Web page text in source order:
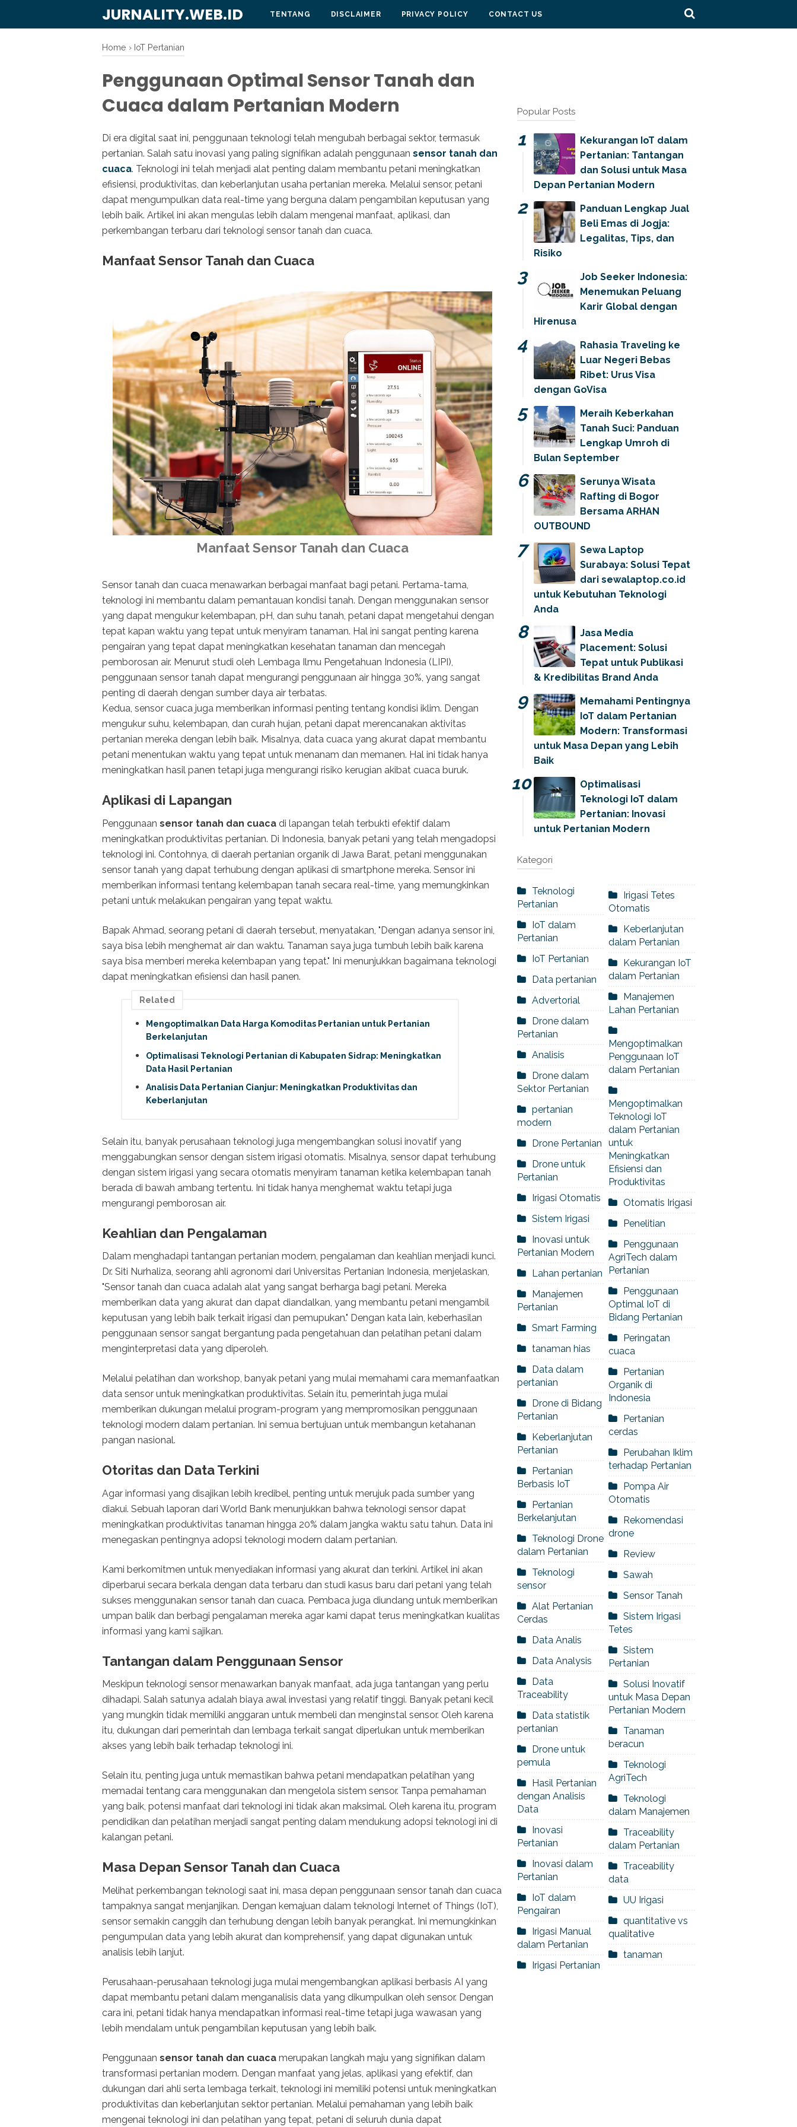
JURNALITY.WEB.ID TENTANG DISCLAIMER PRIVACY POLICY CONTACT US
Home › IoT Pertanian
Penggunaan Optimal Sensor Tanah dan
Cuaca dalam Pertanian Modern
Di era digital saat ini, penggunaan teknologi telah mengubah berbagai sektor, termasuk
pertanian. Salah satu inovasi yang paling signifikan adalah penggunaan sensor tanah dan
cuaca. Teknologi ini telah menjadi alat penting dalam membantu petani meningkatkan
efisiensi, produktivitas, dan keberlanjutan usaha pertanian mereka. Melalui sensor, petani
dapat mengumpulkan data real-time yang berguna dalam pengambilan keputusan yang
lebih baik. Artikel ini akan mengulas lebih dalam mengenai manfaat, aplikasi, dan
perkembangan terbaru dari teknologi sensor tanah dan cuaca.
Manfaat Sensor Tanah dan Cuaca
Manfaat Sensor Tanah dan Cuaca
Sensor tanah dan cuaca menawarkan berbagai manfaat bagi petani. Pertama-tama,
teknologi ini membantu dalam pemantauan kondisi tanah. Dengan menggunakan sensor
yang dapat mengukur kelembapan, pH, dan suhu tanah, petani dapat mengetahui dengan
tepat kapan waktu yang tepat untuk menyiram tanaman. Hal ini sangat penting karena
pengairan yang tepat dapat meningkatkan kesehatan tanaman dan mencegah
pemborosan air. Menurut studi oleh Lembaga Ilmu Pengetahuan Indonesia (LIPI),
penggunaan sensor tanah dapat mengurangi penggunaan air hingga 30%, yang sangat
penting di daerah dengan sumber daya air terbatas.
Kedua, sensor cuaca juga memberikan informasi penting tentang kondisi iklim. Dengan
mengukur suhu, kelembapan, dan curah hujan, petani dapat merencanakan aktivitas
pertanian mereka dengan lebih baik. Misalnya, data cuaca yang akurat dapat membantu
petani menentukan waktu yang tepat untuk menanam dan memanen. Hal ini tidak hanya
meningkatkan hasil panen tetapi juga mengurangi risiko kerugian akibat cuaca buruk.
Aplikasi di Lapangan
Penggunaan sensor tanah dan cuaca di lapangan telah terbukti efektif dalam
meningkatkan produktivitas pertanian. Di Indonesia, banyak petani yang telah mengadopsi
teknologi ini. Contohnya, di daerah pertanian organik di Jawa Barat, petani menggunakan
sensor tanah yang dapat terhubung dengan aplikasi di smartphone mereka. Sensor ini
memberikan informasi tentang kelembapan tanah secara real-time, yang memungkinkan
petani untuk melakukan pengairan yang tepat waktu.
Bapak Ahmad, seorang petani di daerah tersebut, menyatakan, "Dengan adanya sensor ini,
saya bisa lebih menghemat air dan waktu. Tanaman saya juga tumbuh lebih baik karena
saya bisa memberi mereka kelembapan yang tepat." Ini menunjukkan bagaimana teknologi
dapat meningkatkan efisiensi dan hasil panen.
Related
Mengoptimalkan Data Harga Komoditas Pertanian untuk Pertanian
Berkelanjutan
Optimalisasi Teknologi Pertanian di Kabupaten Sidrap: Meningkatkan
Data Hasil Pertanian
Analisis Data Pertanian Cianjur: Meningkatkan Produktivitas dan
Keberlanjutan
Selain itu, banyak perusahaan teknologi juga mengembangkan solusi inovatif yang
menggabungkan sensor dengan sistem irigasi otomatis. Misalnya, sensor dapat terhubung
dengan sistem irigasi yang secara otomatis menyiram tanaman ketika kelembapan tanah
berada di bawah ambang tertentu. Ini tidak hanya menghemat waktu tetapi juga
mengurangi pemborosan air.
Keahlian dan Pengalaman
Dalam menghadapi tantangan pertanian modern, pengalaman dan keahlian menjadi kunci.
Dr. Siti Nurhaliza, seorang ahli agronomi dari Universitas Pertanian Indonesia, menjelaskan,
"Sensor tanah dan cuaca adalah alat yang sangat berharga bagi petani. Mereka
memberikan data yang akurat dan dapat diandalkan, yang membantu petani mengambil
keputusan yang lebih baik terkait irigasi dan pemupukan." Dengan kata lain, keberhasilan
penggunaan sensor sangat bergantung pada pengetahuan dan pelatihan petani dalam
menginterpretasi data yang diperoleh.
Melalui pelatihan dan workshop, banyak petani yang mulai memahami cara memanfaatkan
data sensor untuk meningkatkan produktivitas. Selain itu, pemerintah juga mulai
memberikan dukungan melalui program-program yang mempromosikan penggunaan
teknologi modern dalam pertanian. Ini semua bertujuan untuk membangun ketahanan
pangan nasional.
Otoritas dan Data Terkini
Agar informasi yang disajikan lebih kredibel, penting untuk merujuk pada sumber yang
diakui. Sebuah laporan dari World Bank menunjukkan bahwa teknologi sensor dapat
meningkatkan produktivitas tanaman hingga 20% dalam jangka waktu satu tahun. Data ini
menegaskan pentingnya adopsi teknologi modern dalam pertanian.
Kami berkomitmen untuk menyediakan informasi yang akurat dan terkini. Artikel ini akan
diperbarui secara berkala dengan data terbaru dan studi kasus baru dari petani yang telah
sukses menggunakan sensor tanah dan cuaca. Pembaca juga diundang untuk memberikan
umpan balik dan berbagi pengalaman mereka agar kami dapat terus meningkatkan kualitas
informasi yang kami sajikan.
Tantangan dalam Penggunaan Sensor
Meskipun teknologi sensor menawarkan banyak manfaat, ada juga tantangan yang perlu
dihadapi. Salah satunya adalah biaya awal investasi yang relatif tinggi. Banyak petani kecil
yang mungkin tidak memiliki anggaran untuk membeli dan menginstal sensor. Oleh karena
itu, dukungan dari pemerintah dan lembaga terkait sangat diperlukan untuk memberikan
akses yang lebih baik terhadap teknologi ini.
Selain itu, penting juga untuk memastikan bahwa petani mendapatkan pelatihan yang
memadai tentang cara menggunakan dan mengelola sistem sensor. Tanpa pemahaman
yang baik, potensi manfaat dari teknologi ini tidak akan maksimal. Oleh karena itu, program
pendidikan dan pelatihan menjadi sangat penting dalam mendukung adopsi teknologi ini di
kalangan petani.
Masa Depan Sensor Tanah dan Cuaca
Melihat perkembangan teknologi saat ini, masa depan penggunaan sensor tanah dan cuaca
tampaknya sangat menjanjikan. Dengan kemajuan dalam teknologi Internet of Things (IoT),
sensor semakin canggih dan terhubung dengan lebih banyak perangkat. Ini memungkinkan
pengumpulan data yang lebih akurat dan komprehensif, yang dapat digunakan untuk
analisis lebih lanjut.
Perusahaan-perusahaan teknologi juga mulai mengembangkan aplikasi berbasis AI yang
dapat membantu petani dalam menganalisis data yang dikumpulkan oleh sensor. Dengan
cara ini, petani tidak hanya mendapatkan informasi real-time tetapi juga wawasan yang
lebih mendalam untuk pengambilan keputusan yang lebih baik.
Penggunaan sensor tanah dan cuaca merupakan langkah maju yang signifikan dalam
transformasi pertanian modern. Dengan manfaat yang jelas, aplikasi yang efektif, dan
dukungan dari ahli serta lembaga terkait, teknologi ini memiliki potensi untuk meningkatkan
produktivitas dan keberlanjutan sektor pertanian. Melalui pemahaman yang lebih baik
mengenai teknologi ini dan pelatihan yang tepat, petani di seluruh dunia dapat
Popular Posts
Kekurangan IoT dalam
Pertanian: Tantangan
dan Solusi untuk Masa
Depan Pertanian Modern
Panduan Lengkap Jual
Beli Emas di Jogja:
Legalitas, Tips, dan
Risiko
Job Seeker Indonesia:
Menemukan Peluang
Karir Global dengan
Hirenusa
Rahasia Traveling ke
Luar Negeri Bebas
Ribet: Urus Visa
dengan GoVisa
Meraih Keberkahan
Tanah Suci: Panduan
Lengkap Umroh di
Bulan September
Serunya Wisata
Rafting di Bogor
Bersama ARHAN
OUTBOUND
Sewa Laptop
Surabaya: Solusi Tepat
dari sewalaptop.co.id
untuk Kebutuhan Teknologi
Anda
Jasa Media
Placement: Solusi
Tepat untuk Publikasi
& Kredibilitas Brand Anda
Memahami Pentingnya
IoT dalam Pertanian
Modern: Transformasi
untuk Masa Depan yang Lebih
Baik
Optimalisasi
Teknologi IoT dalam
Pertanian: Inovasi
untuk Pertanian Modern
Kategori
Teknologi
Pertanian
IoT dalam
Pertanian
IoT Pertanian
Data pertanian
Advertorial
Drone dalam
Pertanian
Analisis
Drone dalam
Sektor Pertanian
pertanian
modern
Drone Pertanian
Drone untuk
Pertanian
Irigasi Otomatis
Sistem Irigasi
Inovasi untuk
Pertanian Modern
Lahan pertanian
Manajemen
Pertanian
Smart Farming
tanaman hias
Data dalam
pertanian
Drone di Bidang
Pertanian
Keberlanjutan
Pertanian
Pertanian
Berbasis IoT
Pertanian
Berkelanjutan
Teknologi Drone
dalam Pertanian
Teknologi
sensor
Alat Pertanian
Cerdas
Data Analis
Data Analysis
Data
Traceability
Data statistik
pertanian
Drone untuk
pemula
Hasil Pertanian
dengan Analisis
Data
Inovasi
Pertanian
Inovasi dalam
Pertanian
IoT dalam
Pengairan
Irigasi Manual
dalam Pertanian
Irigasi Pertanian
Irigasi Tetes
Otomatis
Keberlanjutan
dalam Pertanian
Kekurangan IoT
dalam Pertanian
Manajemen
Lahan Pertanian
Mengoptimalkan
Penggunaan IoT
dalam Pertanian
Mengoptimalkan
Teknologi IoT
dalam Pertanian
untuk
Meningkatkan
Efisiensi dan
Produktivitas
Otomatis Irigasi
Penelitian
Penggunaan
AgriTech dalam
Pertanian
Penggunaan
Optimal IoT di
Bidang Pertanian
Peringatan
cuaca
Pertanian
Organik di
Indonesia
Pertanian
cerdas
Perubahan Iklim
terhadap Pertanian
Pompa Air
Otomatis
Rekomendasi
drone
Review
Sawah
Sensor Tanah
Sistem Irigasi
Tetes
Sistem
Pertanian
Solusi Inovatif
untuk Masa Depan
Pertanian Modern
Tanaman
beracun
Teknologi
AgriTech
Teknologi
dalam Manajemen
Traceability
dalam Pertanian
Traceability
data
UU Irigasi
quantitative vs
qualitative
tanaman